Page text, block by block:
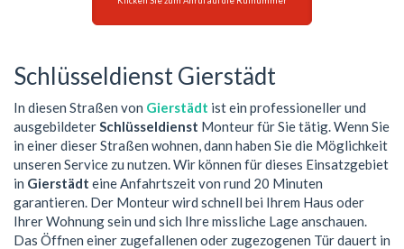
Schlüsseldienst Gierstädt
In diesen Straßen von Gierstädt ist ein professioneller und
ausgebildeterSchlüsseldienst Monteur für Sie tätig. Wenn Sie
in einer dieser Straßen wohnen, dann haben Sie die Möglichkeit
unseren Service zu nutzen. Wir können für dieses Einsatzgebiet
in Gierstädt eine Anfahrtszeit von rund 20 Minuten
garantieren. Der Monteur wird schnell bei Ihrem Haus oder
Ihrer Wohnung sein und sich Ihre missliche Lage anschauen.
Das Öffnen einer zugefallenen oder zugezogenen Tür dauert in